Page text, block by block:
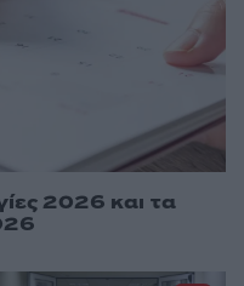
2026 και τα